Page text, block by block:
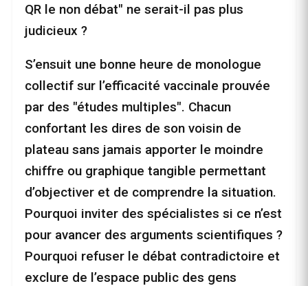
QR le non débat" ne serait-il pas plus
judicieux ?
S’ensuit une bonne heure de monologue
collectif sur l’efficacité vaccinale prouvée
par des "études multiples". Chacun
confortant les dires de son voisin de
plateau sans jamais apporter le moindre
chiffre ou graphique tangible permettant
d’objectiver et de comprendre la situation.
Pourquoi inviter des spécialistes si ce n’est
pour avancer des arguments scientifiques ?
Pourquoi refuser le débat contradictoire et
exclure de l’espace public des gens